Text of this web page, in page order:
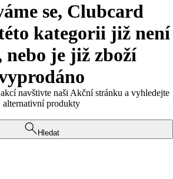
se, Clubcard
kategorii již není
nebo je již zboží
navštivte naši Akční stránku a vyhledejte
alternativní produkty
Hledat